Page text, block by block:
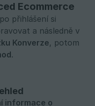
Ecommerce
přihlášení si
a následně v
Konverze, potom
.
informace o